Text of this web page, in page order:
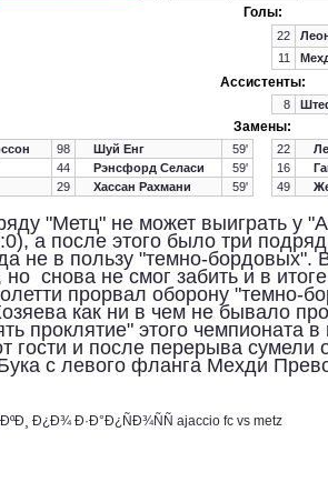
Голы:
22
11
Ассистенты:
8
Замены:
98 Шуй Енг
59'
44 Рэнсфорд Селаси
59'
29 Хассан Рахмани 59'
22
16
49
"Метц" не может выиграть у
а после этого было три
не в пользу "темно-бордовых".
но снова не смог забить и в
прорвал оборону "темно-
как ни в чем не бывало
проклятие" этого чемпионата
гости и после перерыва сумели
с левого фланга Мехди